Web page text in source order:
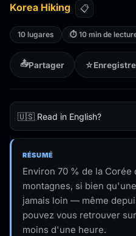
Korea Hiking 📋
10 lugares ⏱ 10 min de
📤Partager ☆
🇺🇸 Read in English?
RÉSUMÉ
Environ 70 % de la
montagnes, si bien
jamais loin — même
pouvez vous retrouver
moins d'une heure.